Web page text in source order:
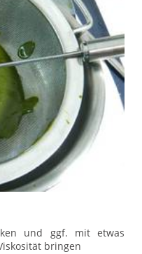
und ggf. mit etwas
bringen